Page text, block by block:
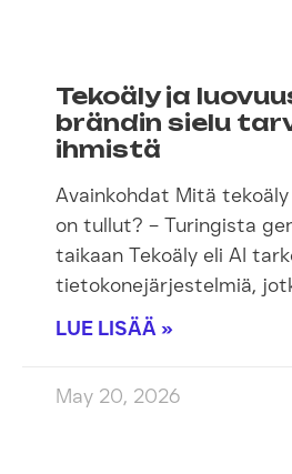
Tekoäly ja
brändin sielu
ihmistä
Avainkohdat Mitä
on tullut? – Turingista
taikaan Tekoäly eli AI
tietokonejärjestelmiä,
LUE LISÄÄ »
May 20, 2026